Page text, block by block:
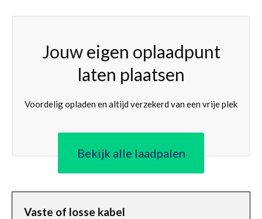
Jouw eigen oplaadpunt
laten plaatsen
Voordelig opladen en altijd verzekerd van een vrije plek
Bekijk alle laadpalen
Vaste of losse kabel